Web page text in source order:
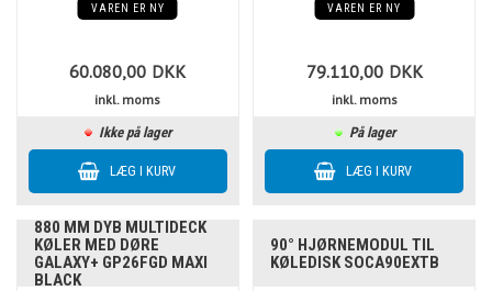
VAREN ER NY
60.080,00 DKK
inkl. moms
Ikke på lager
VAREN ER NY
79.110,00 DKK
inkl. moms
På lager
880 MM DYB MULTIDECK
KØLER MED DØRE
GALAXY+ GP26FGD MAXI
BLACK
90° HJØRNEMODUL TIL
KØLEDISK SOCA90EXTB